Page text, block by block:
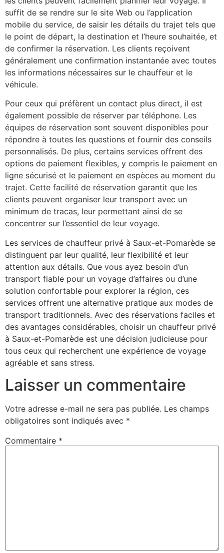
suffit de se rendre sur le site Web ou l’application
mobile du service, de saisir les détails du trajet tels que
le point de départ, la destination et l’heure souhaitée, et
de confirmer la réservation. Les clients reçoivent
généralement une confirmation instantanée avec toutes
les informations nécessaires sur le chauffeur et le
véhicule.
Pour ceux qui préfèrent un contact plus direct, il est
également possible de réserver par téléphone. Les
équipes de réservation sont souvent disponibles pour
répondre à toutes les questions et fournir des conseils
personnalisés. De plus, certains services offrent des
options de paiement flexibles, y compris le paiement en
ligne sécurisé et le paiement en espèces au moment du
trajet. Cette facilité de réservation garantit que les
clients peuvent organiser leur transport avec un
minimum de tracas, leur permettant ainsi de se
concentrer sur l’essentiel de leur voyage.
Les services de chauffeur privé à Saux-et-Pomarède se
distinguent par leur qualité, leur flexibilité et leur
attention aux détails. Que vous ayez besoin d’un
transport fiable pour un voyage d’affaires ou d’une
solution confortable pour explorer la région, ces
services offrent une alternative pratique aux modes de
transport traditionnels. Avec des réservations faciles et
des avantages considérables, choisir un chauffeur privé
à Saux-et-Pomarède est une décision judicieuse pour
tous ceux qui recherchent une expérience de voyage
agréable et sans stress.
Laisser un commentaire
Votre adresse e-mail ne sera pas publiée. Les champs
obligatoires sont indiqués avec *
Commentaire *